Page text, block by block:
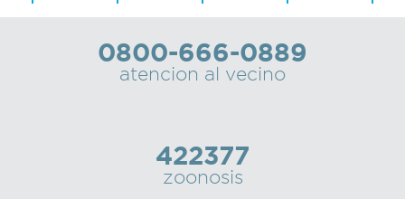
0800-666-0889
atencion al vecino
422377
zoonosis